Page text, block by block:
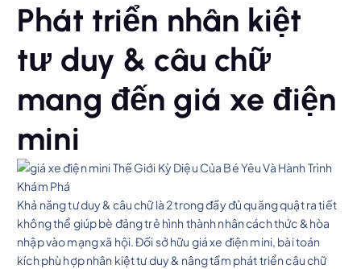
Phát triển nhân kiệt
tư duy & câu chữ
mang đến giá xe điện
mini
Khả năng tư duy & câu chữ là 2 trong đầy đủ quăng quật ra tiết
không thể giúp bè đảng trẻ hình thành nhân cách thức & hòa
nhập vào mạng xã hội. Đối sở hữu giá xe điện mini, bài toán
kích phù hợp nhân kiệt tư duy & nâng tầm phát triển câu chữ